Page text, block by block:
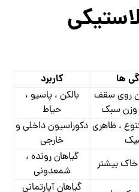
ها کاربرد
روی سقف
وزن سبک
بالکن ، پاسیو ،
حیاط
، ظاهری دکوراسیون داخلی و
خارجی
بیشتر
گیاهان رونده ،
شمعدونی
گیاهان آپارتمانی